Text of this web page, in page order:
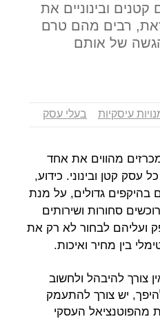
ובינוניים את
רבים מהם טרם
של אותם
עיסקיות בעלי עסק
מהווים את אחד
קטן ובינוני. כידוע,
גדולים, על מנת
סחורות ושירותים
ועליהם לבחור לא רק את
בין מחיר ואיכות.
צורך להיבהל ולחשוב
יש צורך להתעמק
מהפוטנציאל העסקי